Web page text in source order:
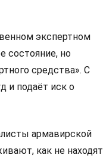
экспертном
состояние, но
средства». С
и подаёт иск о
армавирской
как не находят